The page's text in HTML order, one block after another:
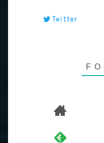
Twitter